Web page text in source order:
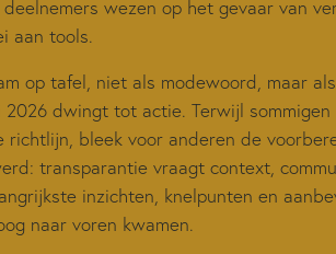
wezen op het gevaar van
aan tools.
op tafel, niet als modewoord, maar
dwingt tot actie. Terwijl
richtlijn, bleek voor anderen de
transparantie vraagt context,
inzichten, knelpunten en
naar voren kwamen.